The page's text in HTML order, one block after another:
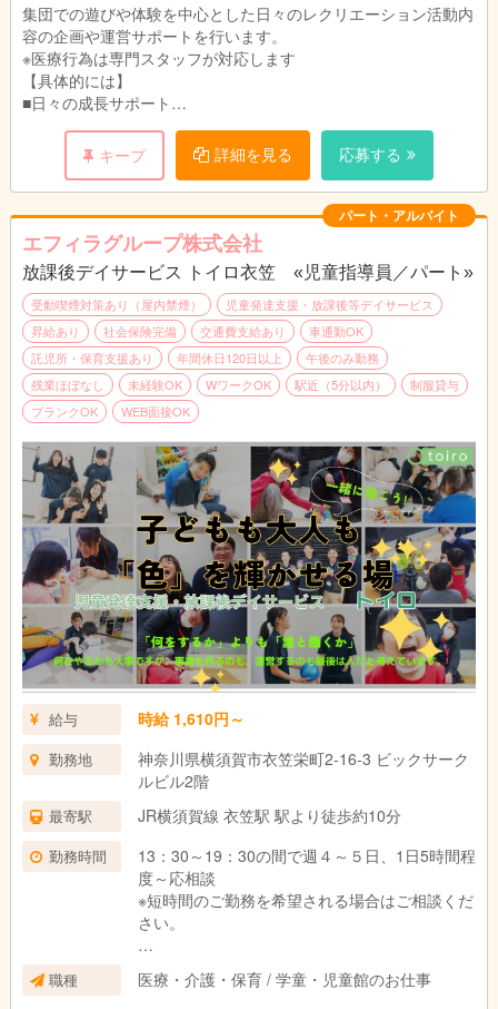
集団での遊びや体験を中心とした日々のレクリエーション活動内
容の企画や運営サポートを行います。
※医療行為は専門スタッフが対応します
【具体的には】
■日々の成長サポート
（施設内・施設外）、車椅子の乗り降りや移動の補助やトイレの
介助、おむつ交換などの生活支援を行います。
季節感のある工作や簡単なクッキングなど、集団での遊びが中心
の活動で、夏祭りなどのイベントも実施。日常生活でのルールや
お友達との関わりなど必要な自立支援を行います。
■送迎（学校、施設、自宅）業務（AT限定可※福祉車両）
学校～施設、施設～自宅など児童の送迎を行います。
■成長の記録、ブログ更新など
日々の様子を保護者に伝える連絡帳入力やブログ更新を行いま
す。
手書き書類はなく、システム上でのパソコン作業となります。
【1日の流れ（1例）】
10:00 出勤・朝礼
11:00 運営準備
12:00 休憩
13:00 パート職員出勤・打ち合わせ
14:00 送迎出発
15:00 児童到着
15:30 療育、ケア、プログラム
16:30 帰りの会
17:00 帰り送迎開始・お見送り
17:30 清掃・事務作業など
18:30 終礼
19:00 退勤
キープ 詳細を見る 応募する
パート・アルバイト
エフィラグループ株式会社
放課後デイサービス トイロ衣笠 «児童指導員／パート»
受動喫煙対策あり（屋内禁煙）
児童発達支援・放課後等デイサービス
昇給あり
社会保険完備 交通費支給あり
車通勤OK
託児所・保育支援あり
年間休日120日以上
午後のみ勤務
残業ほぼなし
未経験OK WワークOK 駅近（5分以内）
制服貸与
ブランクOK
WEB面接OK
給与 時給 1,610円～
勤務地
神奈川県横須賀市衣笠栄町2-16-3 ビックサーク
ルビル2階
最寄駅 JR横須賀線 衣笠駅 駅より徒歩約10分
勤務時間
13：30～19：30の間で週４～５日、1日5時間程
度～応相談
※短時間のご勤務を希望される場合はご相談くだ
さい。
※休憩は法定通り（6時間以上勤務で45分）
職種
医療・介護・保育 / 学童・児童館のお仕事